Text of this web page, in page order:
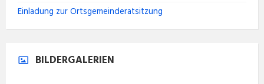
Einladung zur Ortsgemeinderatsitzung
BILDERGALERIEN